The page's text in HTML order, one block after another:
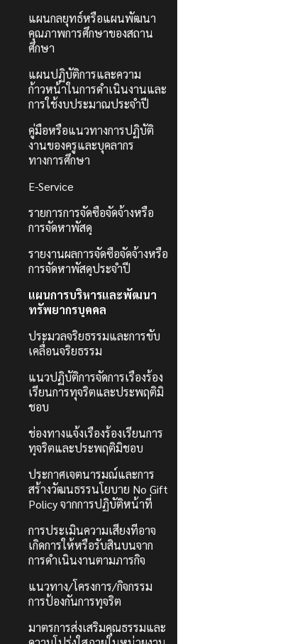
แผนกลยุทธ์หรือแผนพัฒนา
คุณภาพการศึกษาของสถาน
ศึกษา
แผนปฏิบัติการและความ
ก้าวหน้าในการดำเนินงานและ
การใช้งบประมาณประจำปี
คู่มือหรือแนวทางการปฏิบัติ
งานของครูและบุคลากร
ทางการศึกษา
E-Service
รายการการจัดซื้อจัดจ้างหรือ
การจัดหาพัสดุ
รายงานผลการจัดซื้อจัดจ้างหรือ
การจัดหาพัสดุประจำปี
แผนการบริหารและพัฒนา
ทรัพยากรบุคคล
ประมวลจริยธรรมและการขับ
เคลื่อนจริยธรรม
แนวปฏิบัติการจัดการเรื่องร้อง
เรียนการทุจริตและประพฤติมิ
ชอบ
ช่องทางแจ้งเรื่องร้องเรียนการ
ทุจริตและประพฤติมิชอบ
ประกาศเจตนารมณ์และการ
สร้างวัฒนธรรนโยบาย No Gift
Policy จากการปฏิบัติหน้าที่
การประเมินความเสี่ยงที่อาจ
เกิดการให้หรือรับสินบนจาก
การดำเนินงานตามภารกิจ
แนวทาง/โครงการ/กิจกรรม
การป้องกันการทุจริต
มาตรการส่งเสริมคุณธรรมและ